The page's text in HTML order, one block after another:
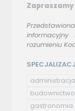
Zapraszamy
rozumieniu
administracja
budownictwo
gastronomia